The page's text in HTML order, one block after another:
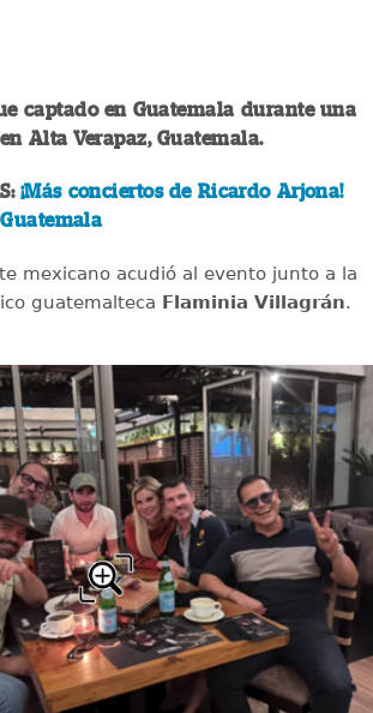
captado en Guatemala durante una
Alta Verapaz, Guatemala.
¡Más conciertos de Ricardo Arjona!
mexicano acudió al evento junto a la
guatemalteca Flaminia Villagrán.